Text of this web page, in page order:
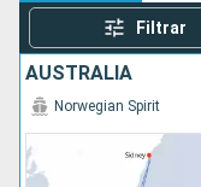
Filtrar
AUSTRALIA
Norwegian Spirit